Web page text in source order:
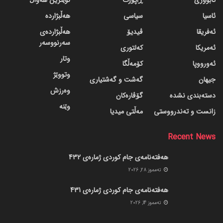
ئاسیا
ئەفریقا
ئەمریکا
ئەورووپا
جیهان
دسته‌بندی نشده
زانست و تەندرووستی
سیاسی
ڤیدیۆ
کەلتوری
کۆمەڵگا
گه‌شت و گه‌شتیاری
گۆڤاره‌کان
مەڵتی میدیا
هەڵبژاردە
هەڵبژاردەی
سەرنووسەر
وتار
وتووێژ
وەرزش
وێنە
Recent News
هەفتەنامەی جام کوردی ژمارەی 432
ته‌مموز 28, 2026
هەفتەنامەی جام کوردی ژمارەی 431
ته‌مموز 14, 2026